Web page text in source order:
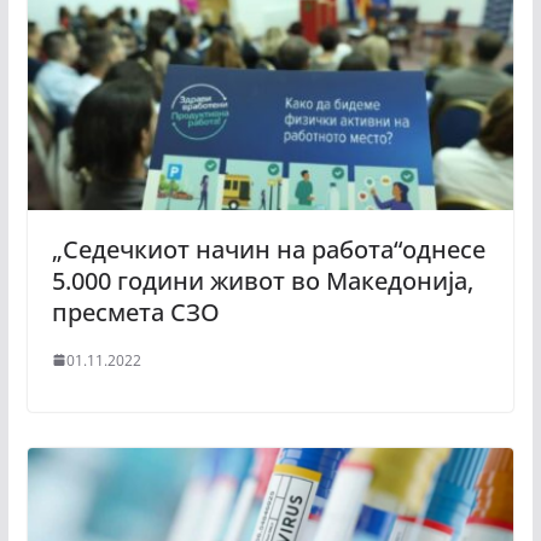
„Седечкиот начин на работа“однесе
5.000 години живот во Македонија,
пресмета СЗО
01.11.2022